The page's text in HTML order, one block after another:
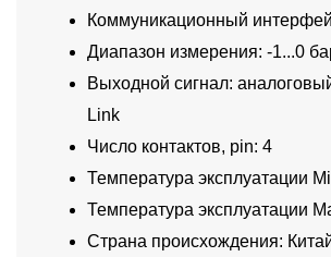
Коммуникационный
Диапазон измерения: -1...0
Выходной сигнал:
Link
Число контактов, pin: 4
Температура эксплуатации
Температура эксплуатации
Страна происхождения: